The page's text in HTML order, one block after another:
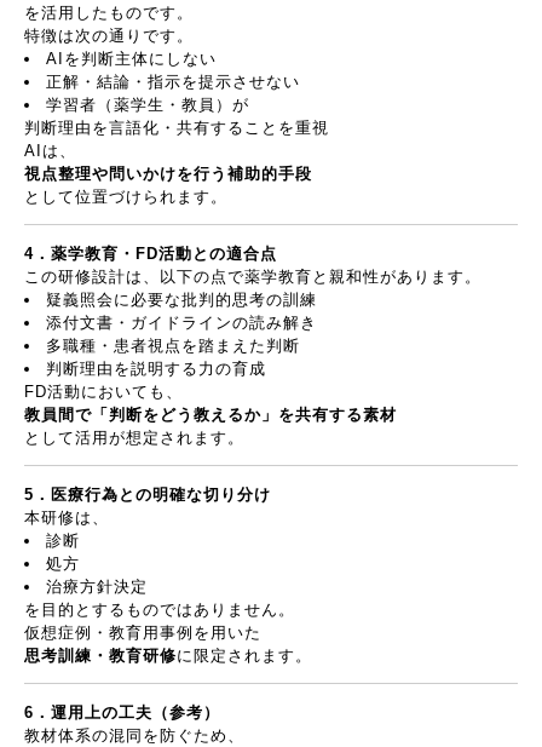
を活用したものです。
特徴は次の通りです。
AI を判断主体にしない
正解・結論・指示を提示させない
学習者（薬学生・教員）が
判断理由を言語化・共有することを重視
AI は、
視点整理や問いかけを行う補助的手段
として位置づけられます。
4 ．薬学教育・ FD活動との適合点
この研修設計は、以下の点で薬学教育と親和性があります。
疑義照会に必要な批判的思考の訓練
添付文書・ガイドラインの読み解き
多職種・患者視点を踏まえた判断
判断理由を説明する力の育成
FD活動においても、
教員間で「判断をどう教えるか」を共有する素材
として活用が想定されます。
5 ．医療行為との明確な切り分け
本研修は、
診断
処方
治療方針決定
を目的とするものではありません。
仮想症例・教育用事例を用いた
思考訓練・教育研修に限定されます。
6 ．運用上の工夫（参考）
教材体系の混同を防ぐため、